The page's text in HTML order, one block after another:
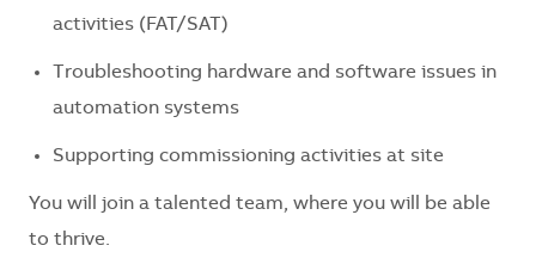
activities (FAT/SAT)
Troubleshooting hardware and software issues in
automation systems
Supporting commissioning activities at site
You will join a talented team, where you will be able
to thrive.